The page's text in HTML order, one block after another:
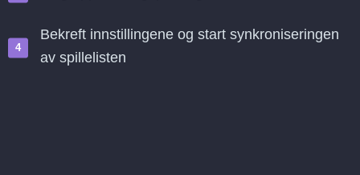
Bekreft innstillingene og start synkroniseringen
av spillelisten